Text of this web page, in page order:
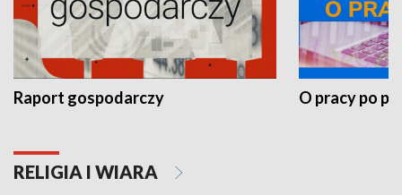
Raport gospodarczy O pracy po
RELIGIA I WIARA